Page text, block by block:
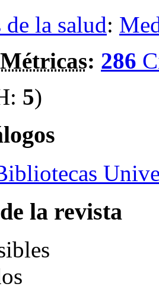
la salud:
: 286
5)
la revista